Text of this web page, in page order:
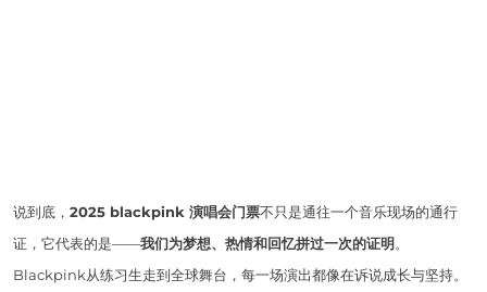
说到底， 2025 blackpink 演唱会门票不只是通往一个音乐现场的通行
证，它代表的是——我们为梦想、热情和回忆拼过一次的证明。
Blackpink从练习生走到全球舞台，每一场演出都像在诉说成长与坚持。